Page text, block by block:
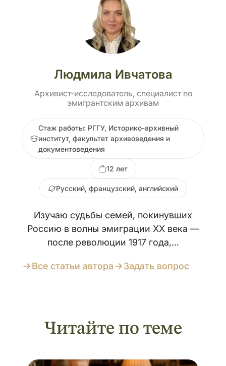
Людмила Ивчатова
Архивист-исследователь, специалист по
эмигрантским архивам
Стаж работы: РГГУ, Историко-архивный
институт, факультет архивоведения и
документоведения
12 лет
Русский, французский, английский
Изучаю судьбы семей, покинувших
Россию в волны эмиграции XX века —
после революции 1917 года,…
Все статьи автора Задать вопрос
Читайте по теме